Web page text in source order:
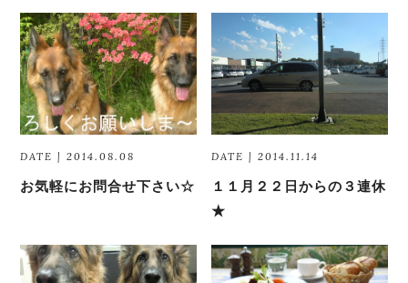
DATE | 2014.08.08
お気軽にお問合せ下さい☆
DATE | 2014.11.14
１１月２２日からの３連休
★